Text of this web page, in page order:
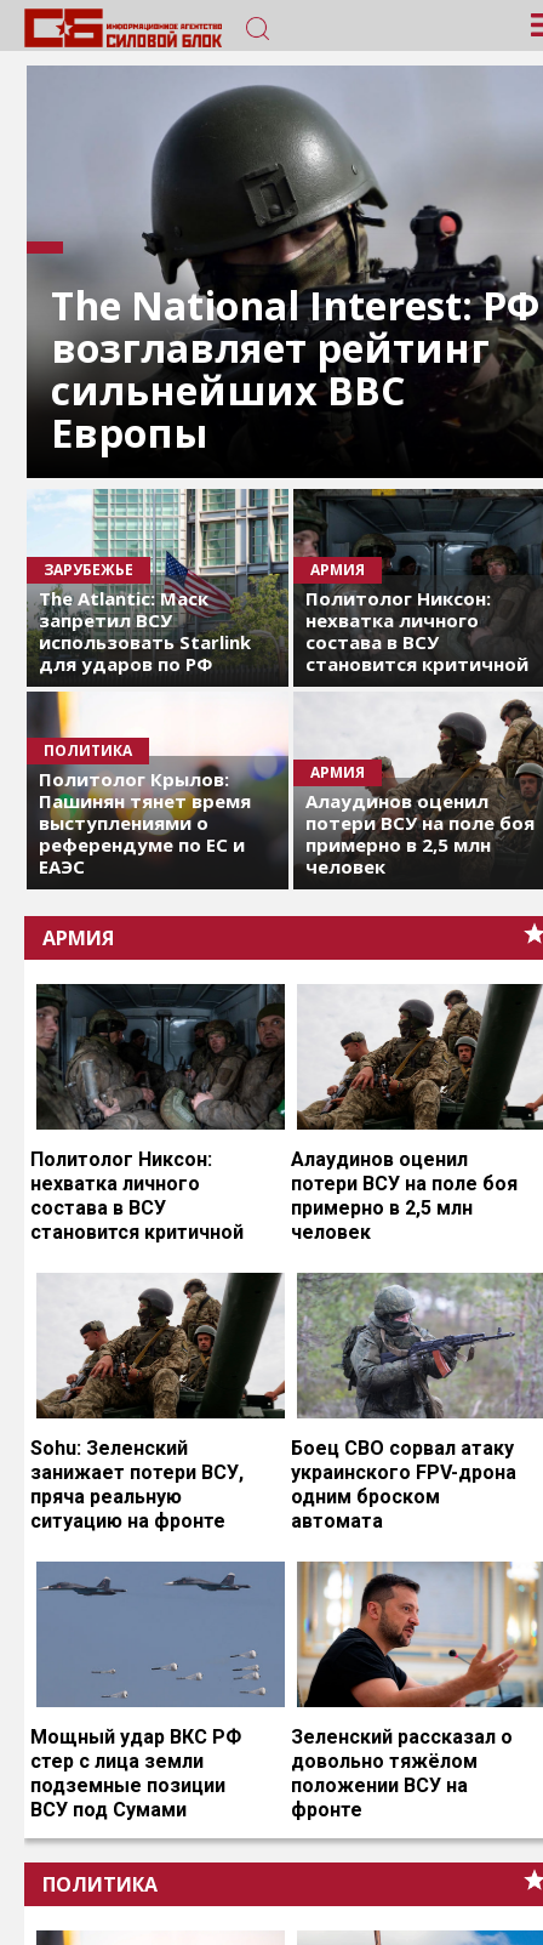
The National Interest: РФ
возглавляет рейтинг
сильнейших ВВС
Европы
ЗАРУБЕЖЬЕ
The Atlantic: Маск
запретил ВСУ
использовать Starlink
для ударов по РФ
АРМИЯ
Политолог Никсон:
нехватка личного
состава в ВСУ
становится критичной
ПОЛИТИКА
Политолог Крылов:
Пашинян тянет время
выступлениями о
референдуме по ЕС и
ЕАЭС
АРМИЯ
Алаудинов оценил
потери ВСУ на поле боя
примерно в 2,5 млн
человек
АРМИЯ
Политолог Никсон:
нехватка личного
состава в ВСУ
становится критичной
Алаудинов оценил
потери ВСУ на поле боя
примерно в 2,5 млн
человек
Sohu: Зеленский
занижает потери ВСУ,
пряча реальную
ситуацию на фронте
Боец СВО сорвал атаку
украинского FPV-дрона
одним броском
автомата
Мощный удар ВКС РФ
стер с лица земли
подземные позиции
ВСУ под Сумами
Зеленский рассказал о
довольно тяжёлом
положении ВСУ на
фронте
ПОЛИТИКА